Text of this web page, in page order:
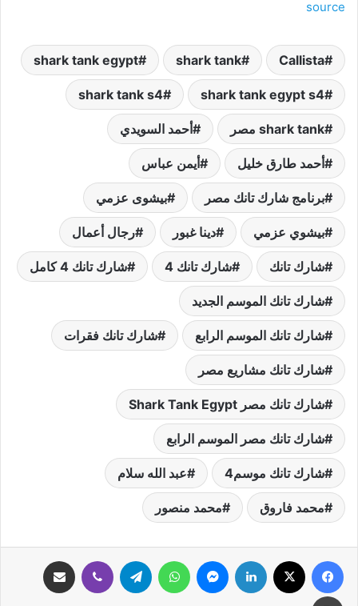
source
Callista
shark tank
shark tank egypt
shark tank egypt s4
shark tank s4
shark tank مصر أحمد السويدي
أحمد طارق خليل أيمن عباس
برنامج شارك تانك مصر بيشوى عزمي
بيشوي عزمي دينا غبور رجال أعمال
شارك تانك شارك تانك 4 شارك تانك 4 كامل
شارك تانك الموسم الجديد
شارك تانك الموسم الرابع شارك تانك فقرات
شارك تانك مشاريع مصر
شارك تانك مصر Shark Tank Egypt
شارك تانك مصر الموسم الرابع
شارك تانك موسم4 عبد الله سلام
محمد فاروق محمد منصور
فيسبوك لينكدإن ماسنجر واتساب تيلقرام ڤايبر
طباعة